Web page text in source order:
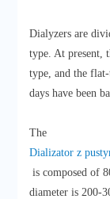
Dialyzers are
type. At present,
type, and the
days have been
The
Dializator z
is composed of
diameter is 200-